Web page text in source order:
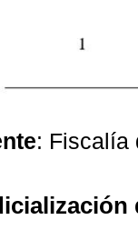
: Fiscalía